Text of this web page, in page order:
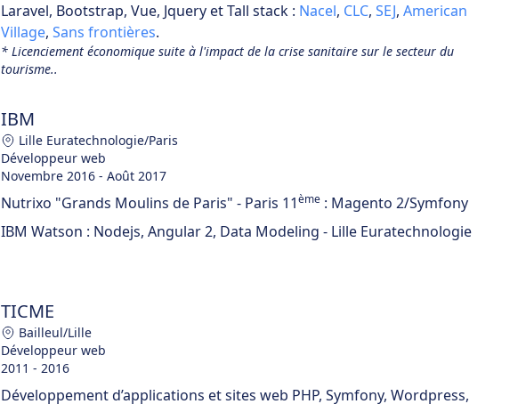
Laravel, Bootstrap, Vue, Jquery et Tall stack : Nacel, CLC, SEJ, American
Village, Sans frontières.
* Licenciement économique suite à l'impact de la crise sanitaire sur le secteur du
tourisme..
IBM
Lille Euratechnologie/Paris
Développeur web
Novembre 2016 - Août 2017
Nutrixo "Grands Moulins de Paris" - Paris 11ème: Magento 2/Symfony
IBM Watson : Nodejs, Angular 2, Data Modeling - Lille Euratechnologie
TICME
Bailleul/Lille
Développeur web
2011 - 2016
Développement d’applications et sites web PHP, Symfony, Wordpress,